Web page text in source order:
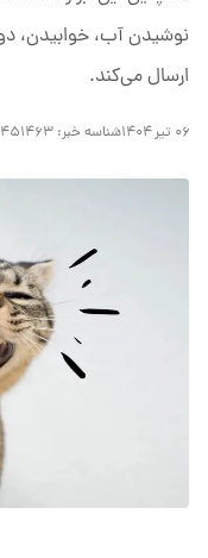
نوشیدن آب، خوابیدن،
ارسال می‌کند.
۰۶ تیر ۱۴۰۴ شناسه خبر: ۴۵۱۴۶۳